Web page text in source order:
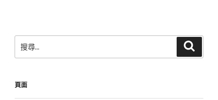
尋
字:
頁面